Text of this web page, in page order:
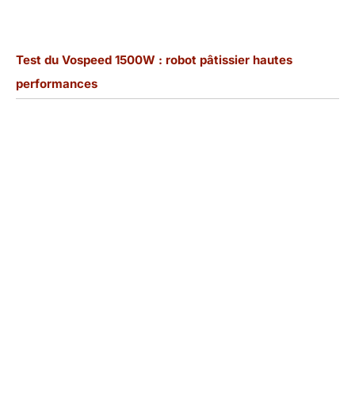
Test du Vospeed 1500W : robot pâtissier hautes
performances